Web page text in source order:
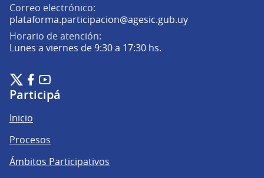
Correo electrónico:
plataforma.participacion@agesic.gub.uy(Abrir en una
Horario de atención:
Lunes a viernes de 9:30 a 17:30 hs.
Plataforma de Participación Ciudadana Digital en X
(Enlace externo)
Plataforma de Participación Ciudadana Digital en Facebook
(Enlace externo)
Plataforma de Participación Ciudadana Digital en
(Enlace externo)
Participá
Inicio
Procesos
Ámbitos Participativos